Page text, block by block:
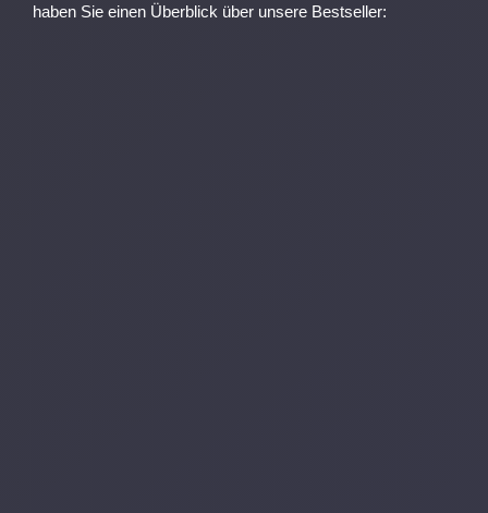
haben Sie einen Überblick über unsere Bestseller: